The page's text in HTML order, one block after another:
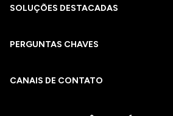
SOLUÇÕES DESTACADAS
PERGUNTAS CHAVES​
CANAIS DE CONTATO